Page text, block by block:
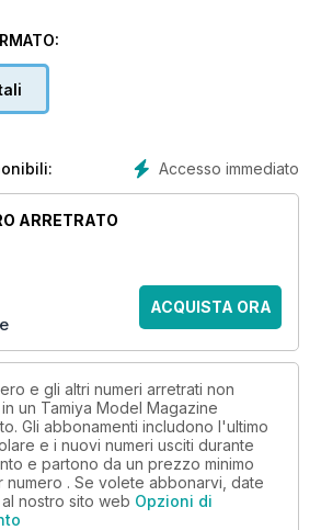
Austin Tilly converted to a postvan
PINT SIZED PANZER!
watery diorama using a Dragon
GP Petronas MGP W01 in 1:24
Ed plus Recommended Reading
used and reviewed in TMMI
66 LAST WORD
AFV trickier to build
than an intact one?
Accesso immediato
ARRETRATO
ACQUISTA ORA
e gli altri numeri arretrati non
un Tamiya Model Magazine
Gli abbonamenti includono l'ultimo
e i nuovi numeri usciti durante
e partono da un prezzo minimo
numero . Se volete abbonarvi, date
nostro sito web Opzioni di